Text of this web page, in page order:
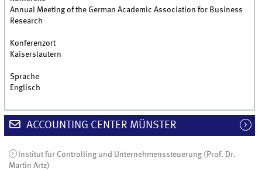
Annual Meeting of the German Academic Association for Business
Research
Konferenzort
Kaiserslautern
Sprache
Englisch
ACCOUNTING CENTER MÜNSTER
Institut für Controlling und Unternehmenssteuerung (Prof. Dr.
Martin Artz)